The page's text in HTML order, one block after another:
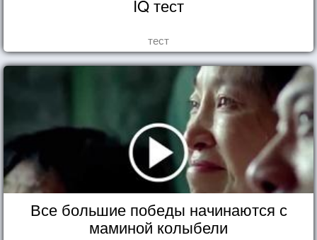
IQ тест
тест
Все большие победы начинаются с
маминой колыбели